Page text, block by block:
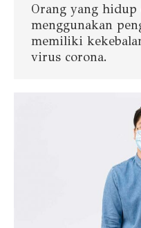
Orang yang
menggunakan
memiliki
virus corona.